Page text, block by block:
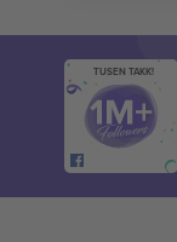
TUSEN TAKK!